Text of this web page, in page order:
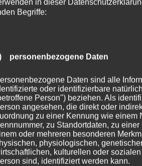
in dieser
Begriffe:
personenbezogene Daten
Daten sind alle
oder identifizierbare
Person") beziehen. Als
angesehen, die direkt oder
zu einer Kennung wie einem
zu Standortdaten, zu
oder mehreren besonderen
physiologischen,
kulturellen oder
sind, identifiziert werden kann.